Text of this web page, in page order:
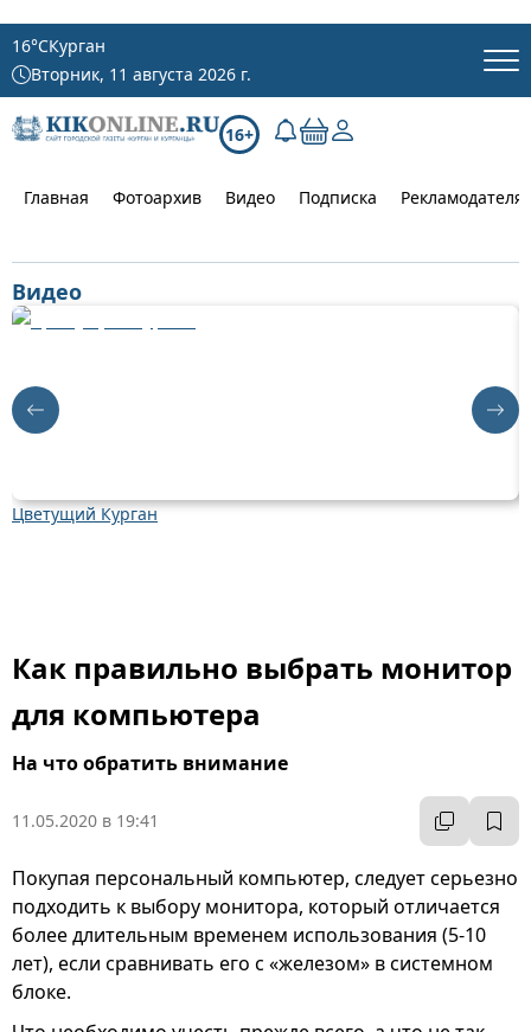
16°CКурган
Вторник, 11 августа 2026 г.
16+
Главная Фотоархив Видео Подписка
Видео
Цветущий Курган
Как правильно выбрать монитор
для компьютера
На что обратить внимание
11.05.2020 в 19:41
Покупая персональный компьютер, следует серьезно
подходить к выбору монитора, который отличается
более длительным временем использования (5-10
лет), если сравнивать его с «железом» в системном
блоке.